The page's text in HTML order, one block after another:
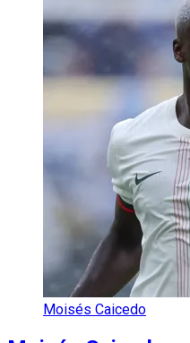
Moisés Caicedo